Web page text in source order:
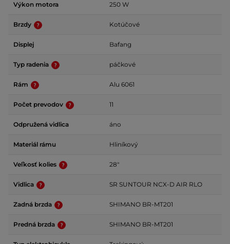
Výkon motora 250 W
Brzdy Kotúčové
Displej Bafang
Typ radenia páčkové
Rám Alu 6061
Počet prevodov 11
Odpružená vidlica áno
Materiál rámu Hliníkový
Veľkosť kolies 28"
Vidlica SR SUNTOUR NCX-D AIR RLO
Zadná brzda SHIMANO BR-MT201
Predná brzda SHIMANO BR-MT201